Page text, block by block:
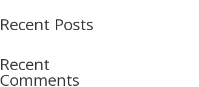
Recent Posts
Recent
Comments